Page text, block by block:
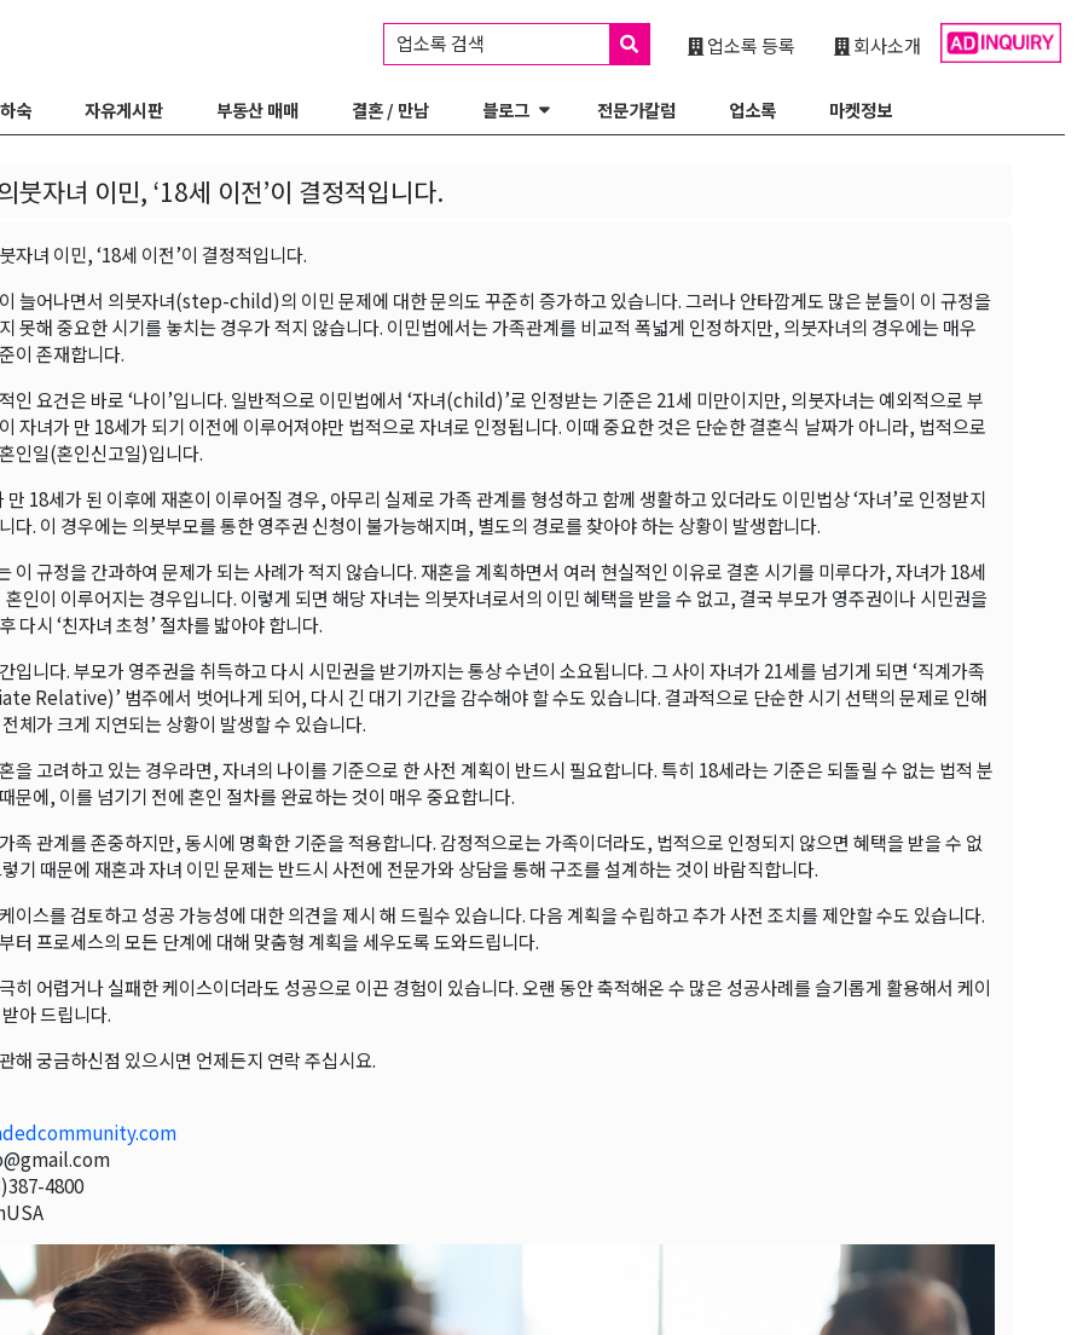
회사소개
업소록 등록
업소록 검색
숙 자유게시판 부동산 매매 결혼 / 만남 블로그 전문가칼럼 업소록 마켓정보
붓자녀 이민, ‘18세 이전’이 결정적입니다.
자녀 이민, ‘18세 이전’이 결정적입니다.
늘어나면서 의붓자녀(step-child)의 이민 문제에 대한 문의도 꾸준히 증가하고 있습니다. 그러나 안타깝게도 많은 분들이 이 규정을
못해 중요한 시기를 놓치는 경우가 적지 않습니다. 이민법에서는 가족관계를 비교적 폭넓게 인정하지만, 의붓자녀의 경우에는 매우
이 존재합니다.
인 요건은 바로 ‘나이’입니다. 일반적으로 이민법에서 ‘자녀(child)’로 인정받는 기준은 21세 미만이지만, 의붓자녀는 예외적으로 부
자녀가 만 18세가 되기 이전에 이루어져야만 법적으로 자녀로 인정됩니다. 이때 중요한 것은 단순한 결혼식 날짜가 아니라, 법적으로
인일(혼인신고일)입니다.
만 18세가 된 이후에 재혼이 이루어질 경우, 아무리 실제로 가족 관계를 형성하고 함께 생활하고 있더라도 이민법상 ‘자녀’로 인정받지
다. 이 경우에는 의붓부모를 통한 영주권 신청이 불가능해지며, 별도의 경로를 찾아야 하는 상황이 발생합니다.
이 규정을 간과하여 문제가 되는 사례가 적지 않습니다. 재혼을 계획하면서 여러 현실적인 이유로 결혼 시기를 미루다가, 자녀가 18세
혼인이 이루어지는 경우입니다. 이렇게 되면 해당 자녀는 의붓자녀로서의 이민 혜택을 받을 수 없고, 결국 부모가 영주권이나 시민권을
다시 ‘친자녀 초청’ 절차를 밟아야 합니다.
입니다. 부모가 영주권을 취득하고 다시 시민권을 받기까지는 통상 수년이 소요됩니다. 그 사이 자녀가 21세를 넘기게 되면 ‘직계가족
Relative)’ 범주에서 벗어나게 되어, 다시 긴 대기 기간을 감수해야 할 수도 있습니다. 결과적으로 단순한 시기 선택의 문제로 인해
체가 크게 지연되는 상황이 발생할 수 있습니다.
을 고려하고 있는 경우라면, 자녀의 나이를 기준으로 한 사전 계획이 반드시 필요합니다. 특히 18세라는 기준은 되돌릴 수 없는 법적 분
문에, 이를 넘기기 전에 혼인 절차를 완료하는 것이 매우 중요합니다.
족 관계를 존중하지만, 동시에 명확한 기준을 적용합니다. 감정적으로는 가족이더라도, 법적으로 인정되지 않으면 혜택을 받을 수 없
기 때문에 재혼과 자녀 이민 문제는 반드시 사전에 전문가와 상담을 통해 구조를 설계하는 것이 바람직합니다.
이스를 검토하고 성공 가능성에 대한 의견을 제시 해 드릴수 있습니다. 다음 계획을 수립하고 추가 사전 조치를 제안할 수도 있습니다.
터 프로세스의 모든 단계에 대해 맞춤형 계획을 세우도록 도와드립니다.
히 어렵거나 실패한 케이스이더라도 성공으로 이끈 경험이 있습니다. 오랜 동안 축적해온 수 많은 성공사례를 슬기롭게 활용해서 케이
아 드립니다.
해 궁금하신점 있으시면 언제든지 연락 주십시요.
4800